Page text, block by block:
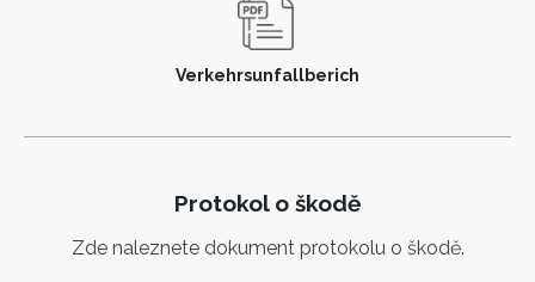
Verkehrsunfallberich
Protokol o škodě
Zde naleznete dokument protokolu o škodě.